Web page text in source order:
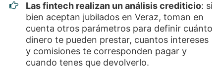
Las fintech realizan un análisis crediticio: si
bien aceptan jubilados en Veraz, toman en
cuenta otros parámetros para definir cuánto
dinero te pueden prestar, cuantos intereses
y comisiones te corresponden pagar y
cuando tenes que devolverlo.